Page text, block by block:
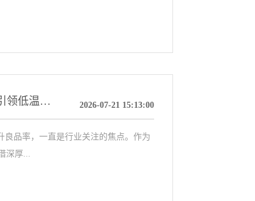
突破高温壁垒，赋能精密制造：科鼎MR8002W树脂引领低温烧结新趋势 2026-07-21 15:13:00
品率，一直是行业关注的焦点。作为
深厚...